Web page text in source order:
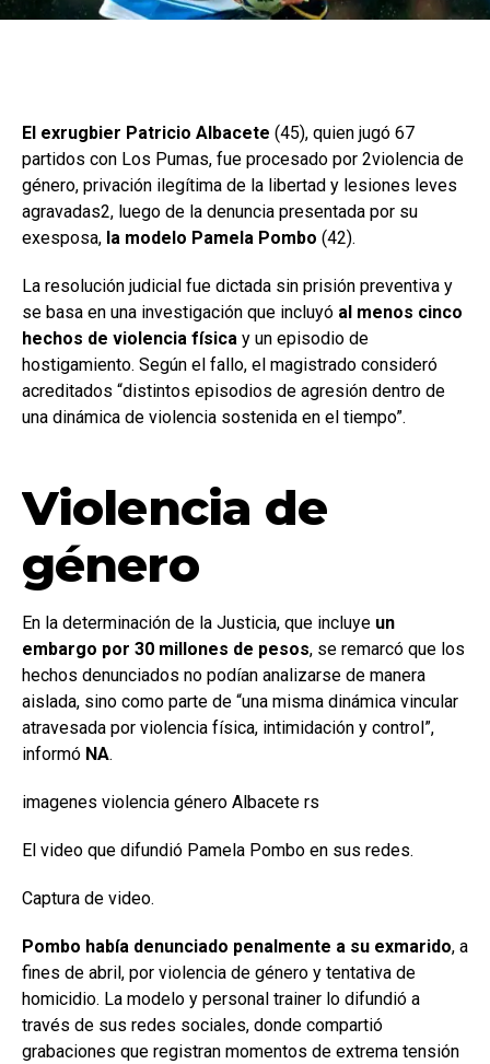
El exrugbier Patricio Albacete (45), quien jugó 67
partidos con Los Pumas, fue procesado por 2violencia de
género, privación ilegítima de la libertad y lesiones leves
agravadas2, luego de la denuncia presentada por su
exesposa, la modelo Pamela Pombo (42).
La resolución judicial fue dictada sin prisión preventiva y
se basa en una investigación que incluyó al menos cinco
hechos de violencia física y un episodio de
hostigamiento. Según el fallo, el magistrado consideró
acreditados “distintos episodios de agresión dentro de
una dinámica de violencia sostenida en el tiempo”.
Violencia de
género
En la determinación de la Justicia, que incluye un
embargo por 30 millones de pesos, se remarcó que los
hechos denunciados no podían analizarse de manera
aislada, sino como parte de “una misma dinámica vincular
atravesada por violencia física, intimidación y control”,
informó NA.
imagenes violencia género Albacete rs
El video que difundió Pamela Pombo en sus redes.
Captura de video.
Pombo había denunciado penalmente a su exmarido, a
fines de abril, por violencia de género y tentativa de
homicidio. La modelo y personal trainer lo difundió a
través de sus redes sociales, donde compartió
grabaciones que registran momentos de extrema tensión